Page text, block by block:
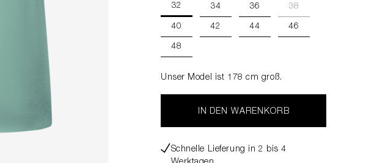
32 34 36 38
40 42 44 46
48
Unser Model ist 178 cm groß.
IN DEN WARENKORB
Schnelle Lieferung in 2 bis 4